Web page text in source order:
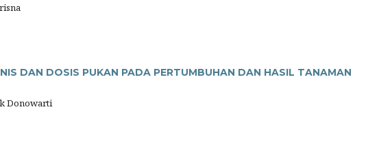
DAN DOSIS PUKAN PADA PERTUMBUHAN DAN HASIL TANAMAN
Donowarti